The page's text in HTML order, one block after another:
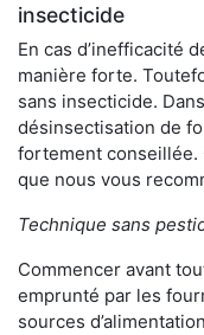
insecticide
En cas d’inefficacité
manière forte.
sans insecticide.
désinsectisation de
fortement conseillée.
que nous vous
Technique sans
Commencer avant
emprunté par les
sources